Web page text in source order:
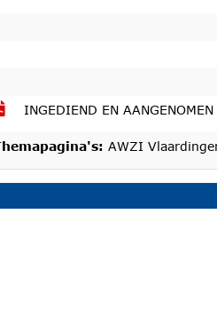
INGEDIEND EN
AWZI